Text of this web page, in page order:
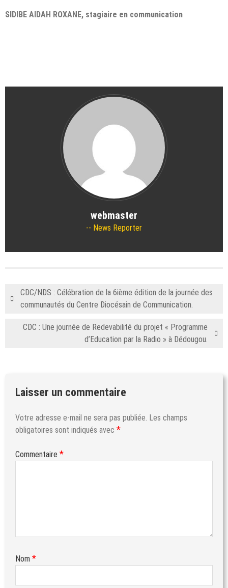
SIDIBE AIDAH ROXANE, stagiaire en communication
webmaster
News Reporter
CDC/NDS : Célébration de la 6ième édition de la journée des
communautés du Centre Diocésain de Communication.
CDC : Une journée de Redevabilité du projet « Programme
d’Education par la Radio » à Dédougou.
Laisser un commentaire
Votre adresse e-mail ne sera pas publiée. Les champs
obligatoires sont indiqués avec *
Commentaire *
Nom *